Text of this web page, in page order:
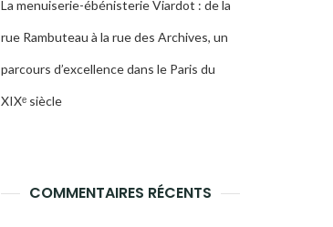
La menuiserie-ébénisterie Viardot : de la
rue Rambuteau à la rue des Archives, un
parcours d’excellence dans le Paris du
XIXᵉ siècle
COMMENTAIRES RÉCENTS